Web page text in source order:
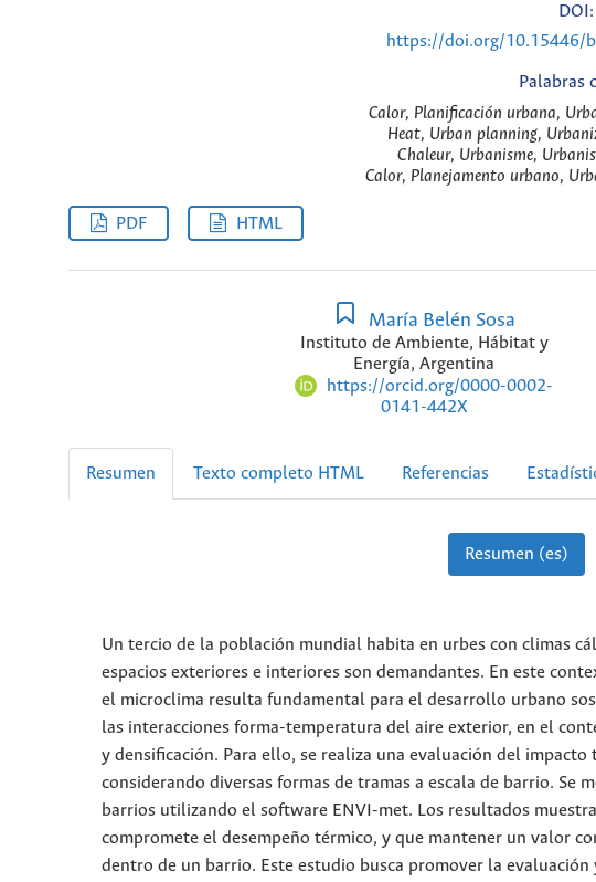
DOI:
https://doi.org/10.15446/
Palabras
Calor, Planificación urbana,
Heat, Urban planning,
Chaleur, Urbanisme,
Calor, Planejamento urbano,
PDF HTML
María Belén Sosa
Instituto de Ambiente, Hábitat y
Energía, Argentina
https://orcid.org/0000-0002-
0141-442X
Resumen Texto completo HTML Referencias
Resumen (es)
Un tercio de la población mundial habita en urbes con climas
espacios exteriores e interiores son demandantes. En este
el microclima resulta fundamental para el desarrollo urbano
las interacciones forma-temperatura del aire exterior, en el
y densificación. Para ello, se realiza una evaluación del
considerando diversas formas de tramas a escala de barrio.
barrios utilizando el software ENVI-met. Los resultados
compromete el desempeño térmico, y que mantener un valor
dentro de un barrio. Este estudio busca promover la